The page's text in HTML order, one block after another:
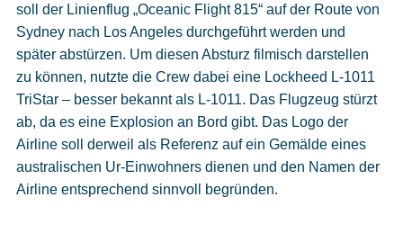
soll der Linienflug „Oceanic Flight 815“ auf der Route von
Sydney nach Los Angeles durchgeführt werden und
später abstürzen. Um diesen Absturz filmisch darstellen
zu können, nutzte die Crew dabei eine Lockheed L-1011
TriStar – besser bekannt als L-1011. Das Flugzeug stürzt
ab, da es eine Explosion an Bord gibt. Das Logo der
Airline soll derweil als Referenz auf ein Gemälde eines
australischen Ur-Einwohners dienen und den Namen der
Airline entsprechend sinnvoll begründen.